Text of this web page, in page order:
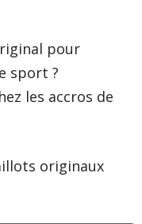
pour
sport ?
les accros de
originaux